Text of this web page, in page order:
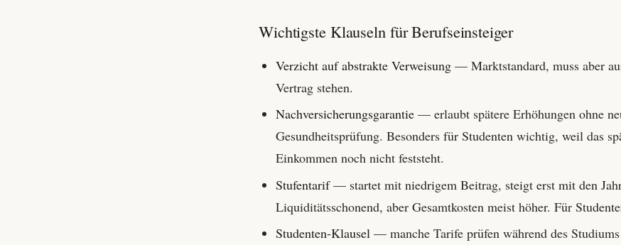
Wichtigste Klauseln für Berufseinsteiger
Verzicht auf abstrakte Verweisung — Marktstandard, muss aber
Vertrag stehen.
Nachversicherungs­garantie — erlaubt spätere Erhöhungen ohne
Gesundheits­prüfung. Besonders für Studenten wichtig, weil das
Einkommen noch nicht feststeht.
Stufentarif— startet mit niedrigem Beitrag, steigt erst mit den
Liquiditäts­schonend, aber Gesamtkosten meist höher. Für
Studenten-Klausel — manche Tarife prüfen während des